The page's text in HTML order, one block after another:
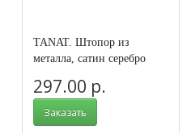
TANAT. Штопор из
металла, сатин серебро
297.00 р.
Заказать